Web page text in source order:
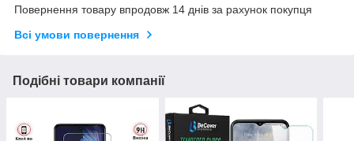
Повернення товару впродовж 14 днів за рахунок покупця
Всі умови повернення
Подібні товари компанії